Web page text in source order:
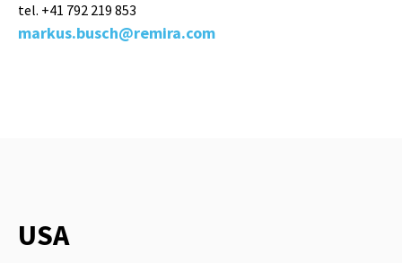
tel. +41 792 219 853
markus.busch@remira.com
USA